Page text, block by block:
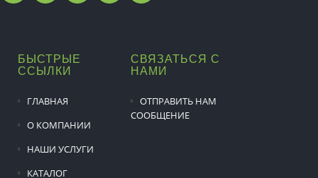
БЫСТРЫЕ
ССЫЛКИ
ГЛАВНАЯ
О КОМПАНИИ
НАШИ УСЛУГИ
КАТАЛОГ
СВЯЗАТЬСЯ С
НАМИ
ОТПРАВИТЬ НАМ
СООБЩЕНИЕ